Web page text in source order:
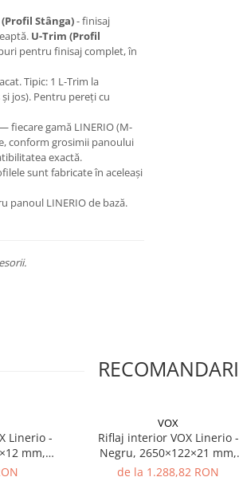
Stânga)- finisaj
U-Trim (Profil
pentru finisaj complet, în
Tipic: 1 L-Trim la
jos). Pentru pereți cu
fiecare gamă LINERIO (M-
conform grosimii panoului
exactă.
sunt fabricate în aceleași
panoul LINERIO de bază.
RECOMANDARI
Linerio -
mm,
5.17
VOX
Riflaj interior VOX Linerio -
Negru, 2650×122×21 mm,
Polistiren Extrudat XPS, 3.88
de la 1.288,82 RON